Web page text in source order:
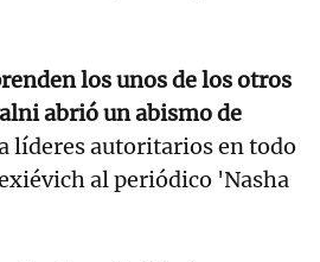
los unos de los otros
abrió un abismo de
líderes autoritarios en todo
al periódico 'Nasha